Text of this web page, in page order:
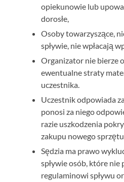
opiekunowie lub
dorosłe,
Osoby towarzyszące,
spływie, nie wpłacają
Organizator nie bierze
ewentualne straty
uczestnika.
Uczestnik odpowiada
ponosi za niego
razie uszkodzenia
zakupu nowego
Sędzia ma prawo
spływie osób, które
regulaminowi spływu